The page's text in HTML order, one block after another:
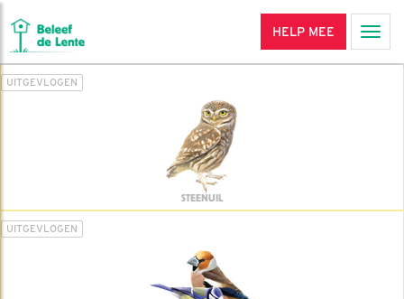
HELP MEE
UITGEVLOGEN
STEENUIL
UITGEVLOGEN